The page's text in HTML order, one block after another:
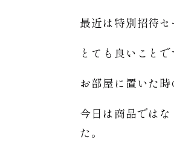
最近は特別招待
とても良いことで
お部屋に置いた
今日は商品では
た。